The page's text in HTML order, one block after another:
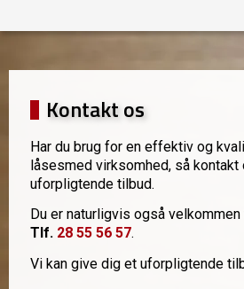
Kontakt os
Har du brug for en effektiv og
låsesmed virksomhed, så
uforpligtende tilbud.
Du er naturligvis også
Tlf. 28 55 56 57.
Vi kan give dig et uforpligtende